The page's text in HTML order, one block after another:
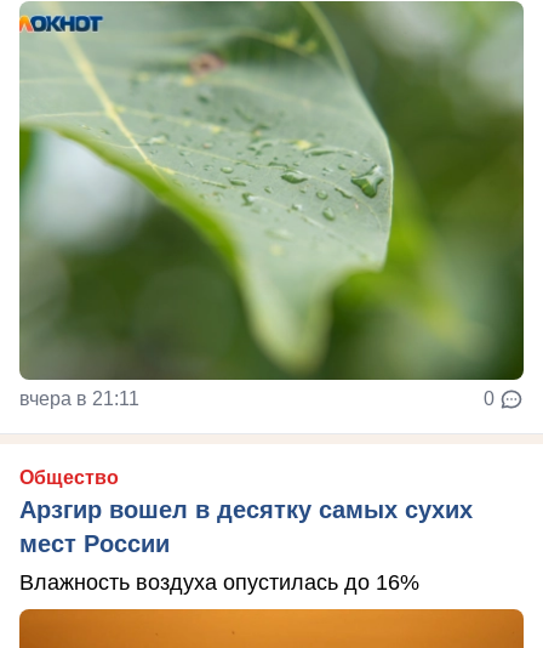
вчера в 21:11 0
Общество
Арзгир вошел в десятку самых сухих
мест России
Влажность воздуха опустилась до 16%